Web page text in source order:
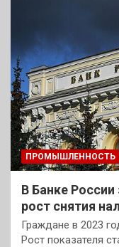
ПРОМЫШЛЕННОСТЬ
В Банке
рост снятия
Граждане в 2023
Рост показателя